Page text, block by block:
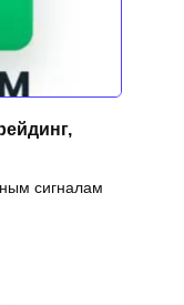
сигналам